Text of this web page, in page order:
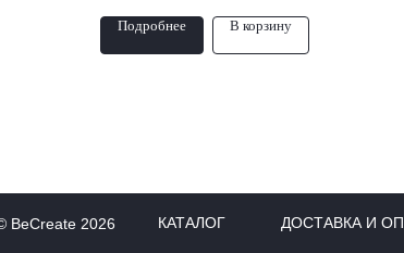
Подробнее В корзину
КАТАЛОГ
BeCreate 2026 ДОСТАВКА И